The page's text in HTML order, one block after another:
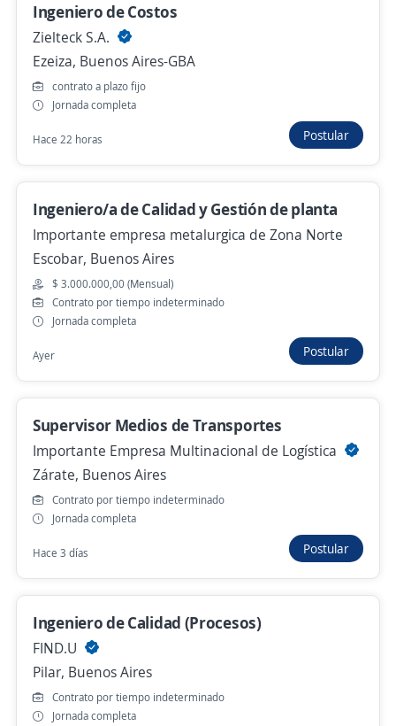
Jefe/Ingeniero de calidad. Zona Campana
4,1
Grupo Gestión
Campana, Buenos Aires
Hace 2 días
Se precisa Urgente
Activador/a Preventista para Importante
Supermercado ,Ingeniero Maschwitz
4,1
Grupo Gestión
Ing. Maschwitz, Buenos Aires
Hace 2 días
Ingeniero Proyectista Mecánico
3,6
ADN - Recursos Humanos
Gral. Pacheco, Buenos Aires
Hace 2 días
Anterior Siguiente
Nuevas ofertas de empleo
Empleos similares
Pasante de ingeniero civil
Ingeniero de Costos
Zielteck S.A.
Ezeiza, Buenos Aires-GBA
contrato a plazo fijo
Jornada completa
Hace 22 horas Postular
Ingeniero/a de Calidad y Gestión de planta
Importante empresa metalurgica de Zona Norte
Escobar, Buenos Aires
$ 3.000.000,00 (Mensual)
Contrato por tiempo indeterminado
Jornada completa
Ayer Postular
Supervisor Medios de Transportes
Importante Empresa Multinacional de Logística
Zárate, Buenos Aires
Contrato por tiempo indeterminado
Jornada completa
Hace 3 días Postular
Ingeniero de Calidad (Procesos)
FIND.U
Pilar, Buenos Aires
Contrato por tiempo indeterminado
Jornada completa